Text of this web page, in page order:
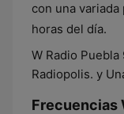
con una
horas del día.
W Radio Puebla
Radiopolis. y
Frecuencias